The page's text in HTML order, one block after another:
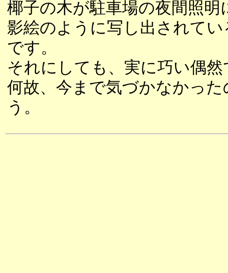
椰子の木が駐車場の夜間照明
影絵のように写し出されて
です。
それにしても、実に巧い偶
何故、今まで気づかなかっ
う。